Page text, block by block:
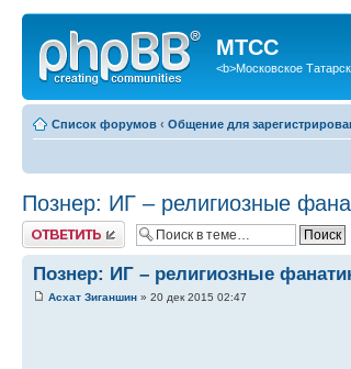
МТСС
<b>Московское
Список форумов ‹ Общение для
Познер: ИГ – религиозные
Ответить
Познер: ИГ – религиозные
Асхат Зиганшин » 20 дек 2015 02:47